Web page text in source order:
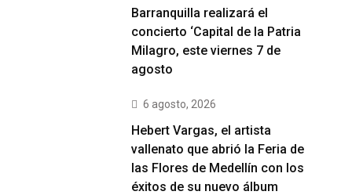
Barranquilla realizará el
concierto ‘Capital de la Patria
Milagro, este viernes 7 de
agosto
6 agosto, 2026
Hebert Vargas, el artista
vallenato que abrió la Feria de
las Flores de Medellín con los
éxitos de su nuevo álbum